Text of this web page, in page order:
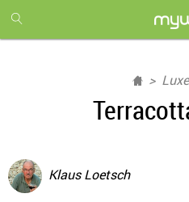
month
free
Klaus Loetsch